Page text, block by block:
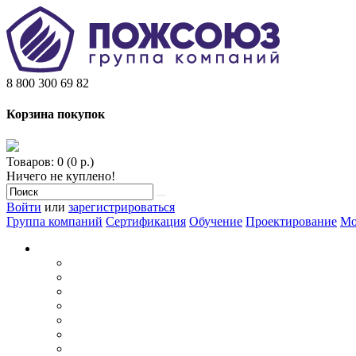
8 800 300 69 82
Корзина покупок
Товаров: 0 (0 р.)
Ничего не куплено!
Войти или зарегистрироваться
Группа компаний Сертификация Обучение Проектирование